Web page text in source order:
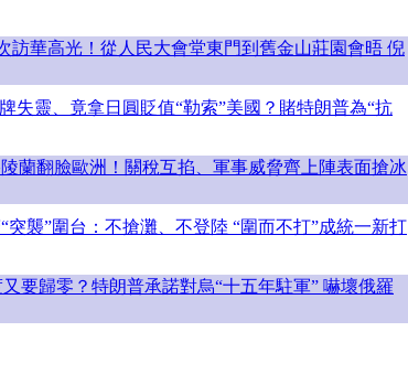
訪華高光！從人民大會堂東門到舊金山莊園會晤 倪
失靈、竟拿日圓貶值“勒索”美國？賭特朗普為“抗
蘭翻臉歐洲！關稅互掐、軍事威脅齊上陣表面搶冰
突襲”圍台：不搶灘、不登陸 “圍而不打”成統一新打
要歸零？特朗普承諾對烏“十五年駐軍” 嚇壞俄羅